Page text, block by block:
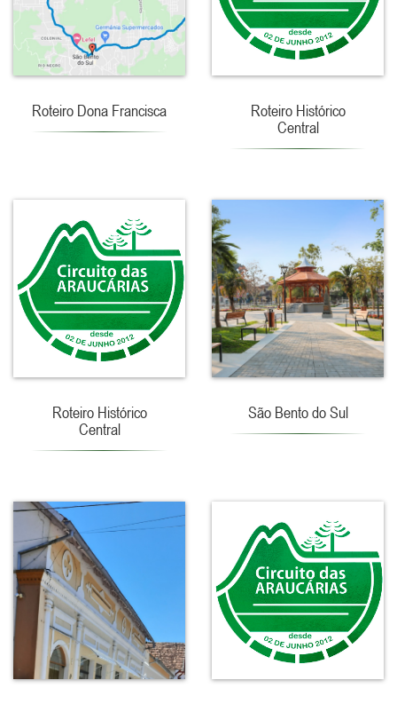
Roteiro Dona Francisca
Roteiro Histórico
Central
Roteiro Histórico
Central
São Bento do Sul